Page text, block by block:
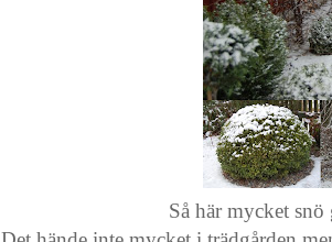
Så här mycket